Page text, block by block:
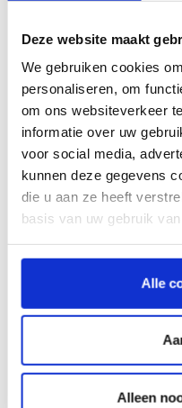
Deze website maakt
We gebruiken cookies
personaliseren, om
om ons websiteverkeer
informatie over uw
voor social media,
kunnen deze gegevens
die u aan ze heeft
basis van uw gebruik
Alle
Alleen
Net als bij coeo staat de
proberen zij hen zo
in de winkel komt, een
zogenaamde
ontlasten.Hassle free
fiets.
Dat Swapfiets bekend
ook voorop staat in de
onze incassopartner en
voor alle 9 landen. coeo
empathisch incasseren
sturen op klantbehoud.
belangrijk! Kan je een